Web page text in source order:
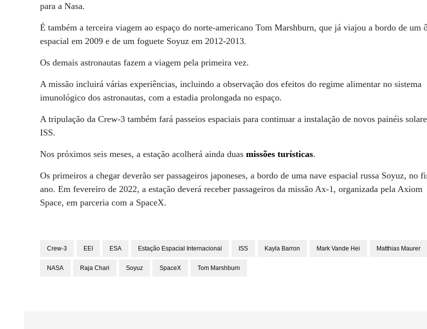
para a Nasa.
É também a terceira viagem ao espaço do norte-americano Tom Marshburn, que já viajou a bordo de um
espacial em 2009 e de um foguete Soyuz em 2012-2013.
Os demais astronautas fazem a viagem pela primeira vez.
A missão incluirá várias experiências, incluindo a observação dos efeitos do regime alimentar no sistema
imunológico dos astronautas, com a estadia prolongada no espaço.
A tripulação da Crew-3 também fará passeios espaciais para continuar a instalação de novos painéis
ISS.
Nos próximos seis meses, a estação acolherá ainda duas missões turísticas.
Os primeiros a chegar deverão ser passageiros japoneses, a bordo de uma nave espacial russa Soyuz, no
ano. Em fevereiro de 2022, a estação deverá receber passageiros da missão Ax-1, organizada pela Axiom
Space, em parceria com a SpaceX.
Crew-3 EEI ESA Estação Espacial Internacional ISS Kayla Barron Mark Vande Hei Matthias Maurer
NASA Raja Chari Soyuz SpaceX Tom Marshburn